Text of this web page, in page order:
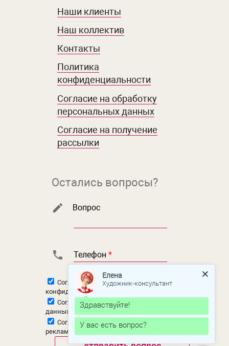
Наши клиенты
Наш коллектив
Контакты
Политика
конфиденциальности
Согласие на обработку
персональных данных
Согласие на получение
рассылки
Остались вопросы?
Вопрос
Телефон *
Согласен сполитикой
конфиденциальности
Согласен наобработку персональных
данных
Согласен наполучение новостной и
рекламной рассылки
Елена
Художник-консультант
Здравствуйте!
У вас есть вопрос?